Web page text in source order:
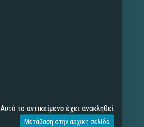
Αυτό το αντικείμενο έχει ανακληθεί
Μετάβαση στην αρχική σελίδα